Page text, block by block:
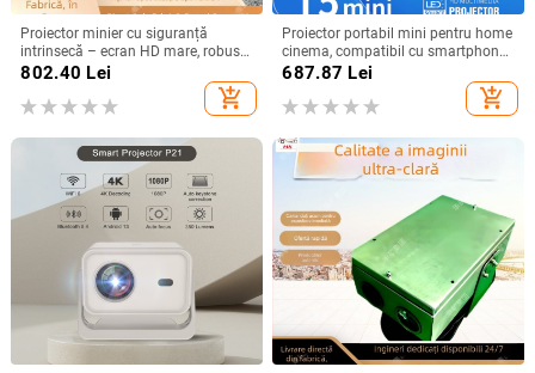
Proiector minier cu siguranță
intrinsecă – ecran HD mare, robust
și durabil
802.40 Lei
add_shopping_cart
Proiector portabil mini pentru home
cinema, compatibil cu smartphone,
rezoluție HD, model T5mini Android
687.87 Lei
add_shopping_cart